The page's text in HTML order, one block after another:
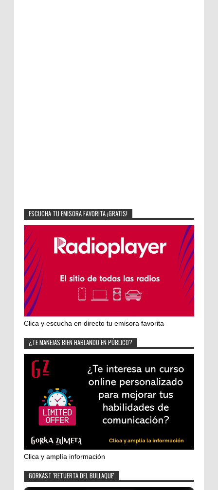
ESCUCHA TU EMISORA FAVORITA ¡GRATIS!
Clica y escucha en directo tu emisora favorita
¿TE MANEJAS BIEN HABLANDO EN PÚBLICO?
Clica y amplía información
GORKAST 'RETUERTA DEL BULLAQUE'